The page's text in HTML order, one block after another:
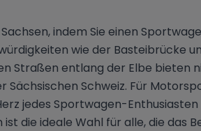
indem Sie einen
wie der Basteibrücke
Straßen entlang der Elbe bieten
Schweiz. Für
jedes Sportwagen-
die ideale Wahl für alle, die das